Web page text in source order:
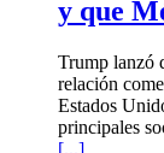
y que
Trump lanzó
relación
Estados
principales
[...]